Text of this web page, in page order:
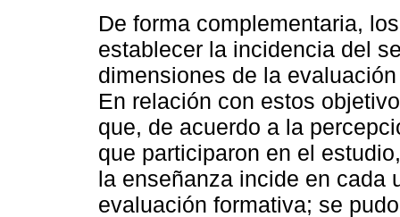
De forma complementaria,
establecer la incidencia del
dimensiones de la
En relación con estos
que, de acuerdo a la
que participaron en el
la enseñanza incide en cada
evaluación formativa; se